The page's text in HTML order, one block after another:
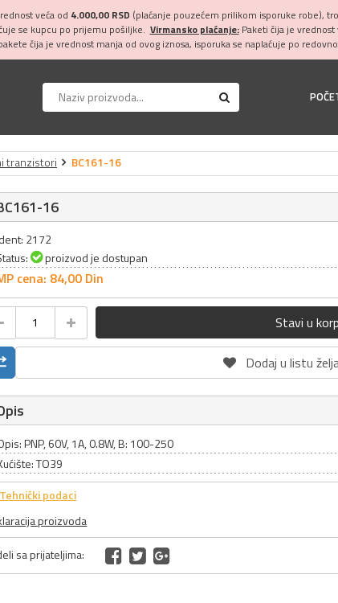
veća od 4.000,00 RSD (plaćanje pouzećem prilikom isporuke robe),
se kupcu po prijemu pošiljke. Virmansko plaćanje:Paketi čija je vrednost
čija je vrednost manja od ovog iznosa, isporuka se naplaćuje po
tranzistori BC161-16
16
2172
proizvod je dostupan
cena: 84,00 Din
Stavi u
Dodaj u listu
PNP, 60V, 1A, 0.8W, B: 100-250
TO39
Tehnički podaci
proizvoda
sa prijateljima: